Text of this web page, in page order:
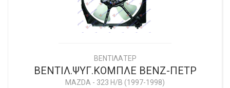
ΒΕΝΤΙΛΑΤΕΡ
ΒΕΝΤΙΛ.ΨΥΓ.ΚΟΜΠΛΕ ΒΕΝΖ-ΠΕΤΡ
MAZDA - 323 H/B (1997-1998)